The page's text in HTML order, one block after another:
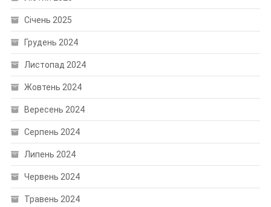
Січень 2025
Грудень 2024
Листопад 2024
Жовтень 2024
Вересень 2024
Серпень 2024
Липень 2024
Червень 2024
Травень 2024